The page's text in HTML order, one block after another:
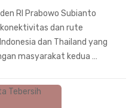
RI Prabowo Subianto
dan rute
dan Thailand yang
masyarakat kedua …